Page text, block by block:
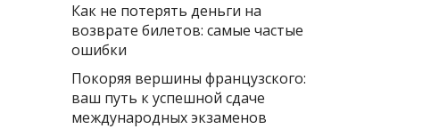
Как не потерять деньги на
возврате билетов: самые частые
ошибки
Покоряя вершины французского:
ваш путь к успешной сдаче
международных экзаменов